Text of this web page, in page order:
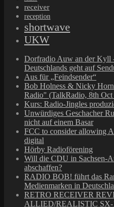
receiver
reception
shortwave
UKW
Dorfradio Auw an der Kyll
Deutschlands geht auf
Aus für „Feindsender“
Bob Holness & Nicky
Radio" (TalkRadio, 8th Oct
Kurs: Radio-Jingles
Unwürdiges Geschacher
nicht auf einem Basar
FCC to consider allowing
digital
Hörby Radioförening
Will die CDU in Sachsen-
abschaffen?
RADIO BOB! führt das
Medienmarken in
RETRO RECEIVER
ALLIED/REALISTIC SX-